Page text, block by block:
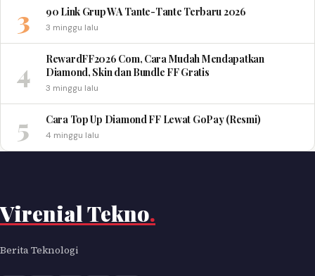
3 90 Link Grup WA Tante-Tante Terbaru 2026
3 minggu lalu
4
RewardFF2026 Com, Cara Mudah Mendapatkan
Diamond, Skin dan Bundle FF Gratis
3 minggu lalu
5 Cara Top Up Diamond FF Lewat GoPay (Resmi)
4 minggu lalu
Virenial Tekno.
Berita Teknologi